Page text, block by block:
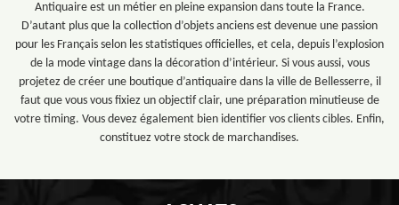
Antiquaire est un métier en pleine expansion dans toute la France.
D’autant plus que la collection d’objets anciens est devenue une passion
pour les Français selon les statistiques officielles, et cela, depuis l’explosion
de la mode vintage dans la décoration d’intérieur. Si vous aussi, vous
projetez de créer une boutique d’antiquaire dans la ville de Bellesserre, il
faut que vous vous fixiez un objectif clair, une préparation minutieuse de
votre timing. Vous devez également bien identifier vos clients cibles. Enfin,
constituez votre stock de marchandises.